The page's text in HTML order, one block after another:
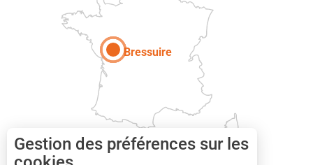
Bressuire
Gestion des préférences sur les